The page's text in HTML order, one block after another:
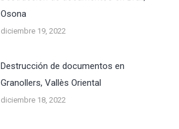
Osona
diciembre 19, 2022
Destrucción de documentos en
Granollers, Vallès Oriental
diciembre 18, 2022